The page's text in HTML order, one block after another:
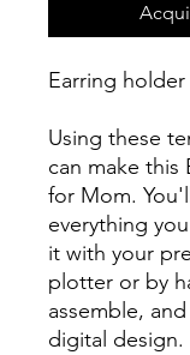
Earring
Using these
can make this
for Mom.
everything
it with your
plotter or by
assemble,
digital design.